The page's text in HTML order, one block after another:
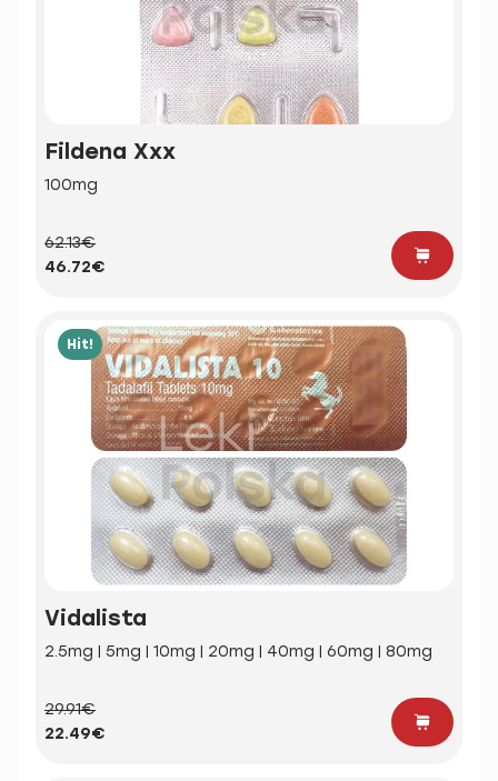
Fildena Xxx
100mg
62.13€
46.72€
Hit!
Vidalista
2.5mg | 5mg | 10mg | 20mg | 40mg | 60mg | 80mg
29.91€
22.49€